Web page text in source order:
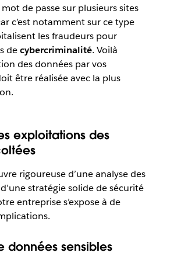
de passe sur plusieurs sites
c’est notamment sur ce type
les fraudeurs pour
decybercriminalité. Voilà
des données par vos
être réalisée avec la plus
exploitations des
rigoureuse d’une analyse des
stratégie solide de sécurité
entreprise s’expose à de
données sensibles